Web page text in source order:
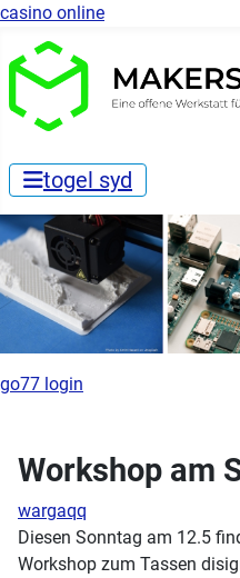
casino online
togel syd
go77 login
Workshop am
wargaqq
Diesen Sonntag am 12.5
Workshop zum Tassen